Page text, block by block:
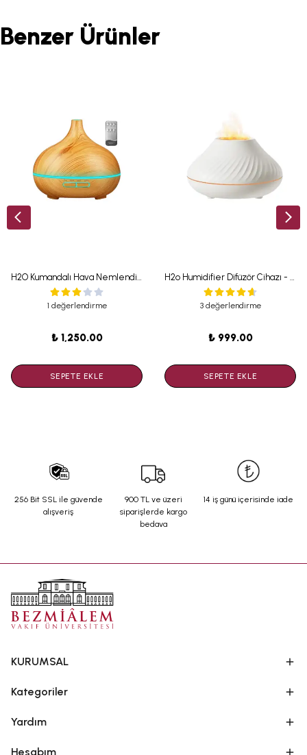
Benzer Ürünler
H2O Kumandalı Hava Nemlendirici Difüzör 550 ML Açık Ahşap
1 değerlendirme
₺ 1,250.00
SEPETE EKLE
H2o Humidifier Difüzör Cihazı - 130 ML
3 değerlendirme
₺ 999.00
SEPETE EKLE
256 Bit SSL ile güvende
alışveriş
900 TL ve üzeri
siparişlerde kargo
bedava
14 iş günü içerisinde iade
KURUMSAL
Kategoriler
Yardım
Hesabım